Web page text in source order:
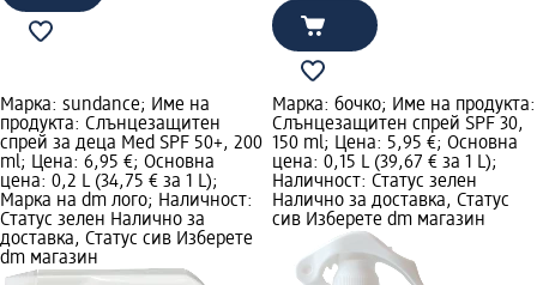
Марка: sundance; Име на
продукта: Слънцезащитен
спрей за деца Med SPF 50+, 200
ml; Цена: 6,95 €; Основна
цена: 0,2 L (34,75 € за 1 L);
Марка на dm лого; Наличност:
Статус зелен Налично за
доставка, Статус сив Изберете
dm магазин
Марка: бочко; Име на продукта:
Слънцезащитен спрей SPF 30,
150 ml; Цена: 5,95 €; Основна
цена: 0,15 L (39,67 € за 1 L);
Наличност: Статус зелен
Налично за доставка, Статус
сив Изберете dm магазин